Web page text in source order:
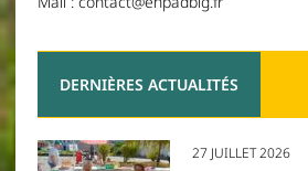
DERNIÈRES ACTUALITÉS
27 JUILLET 2026